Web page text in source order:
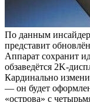
По данным
представит
Аппарат сохранит
обзаведётся 2K-
Кардинально
— он будет
«острова» с